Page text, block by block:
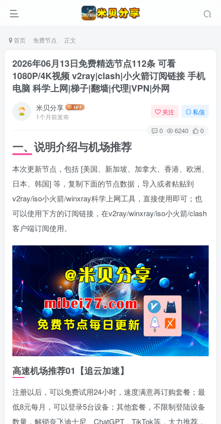
首页 免费节点 正文
2026年06月13日免费精选节点112条 可看
1080P/4K视频 v2ray|clash|小火箭订阅链接 手机
电脑 科学上网|梯子|翻墙|代理|VPN|外网
米贝分享
1个月前发布
关注 私信
0 6240 0
一、说明介绍与机场推荐
本次更新节点，包括 [美国、新加坡、加拿大、香港、欧洲、
日本、韩国] 等，复制下面的节点数据，导入或者粘贴到
v2ray/iso小火箭/winxray科学上网工具，直接使用即可；也
可以使用下方的订阅链接，在v2ray/winxray/iso小火箭/clash
客户端订阅使用。
高速机场推荐01【追云加速】
注册以后，可以免费试用24小时，速度满意再订购套餐；最
低8元每月，可以登录5台设备；其他套餐，不限制登陆设备
数量，解锁奈飞迪士尼、ChatGPT、TikTok等，大力推荐，